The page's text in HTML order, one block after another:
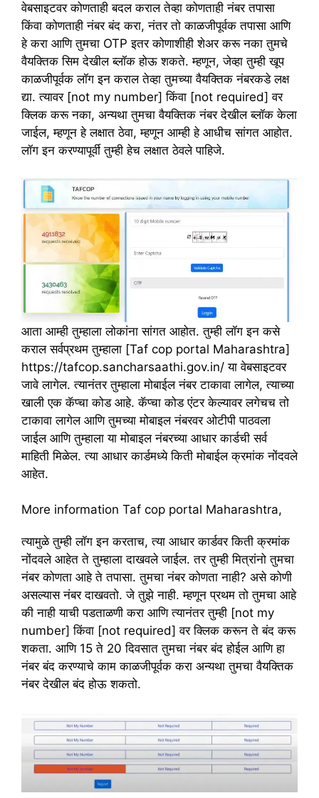
वेबसाइटवर कोणताही बदल कराल तेव्हा कोणताही नंबर तपासा
किंवा कोणताही नंबर बंद करा, नंतर तो काळजीपूर्वक तपासा आणि
हे करा आणि तुमचा OTP इतर कोणाशीही शेअर करू नका तुमचे
वैयक्तिक सिम देखील ब्लॉक होऊ शकते. म्हणून, जेव्हा तुम्ही खूप
काळजीपूर्वक लॉग इन कराल तेव्हा तुमच्या वैयक्तिक नंबरकडे लक्ष
द्या. त्यावर [not my number] किंवा [not required] वर
क्लिक करू नका, अन्यथा तुमचा वैयक्तिक नंबर देखील ब्लॉक केला
जाईल, म्हणून हे लक्षात ठेवा, म्हणून आम्ही हे आधीच सांगत आहोत.
लॉग इन करण्यापूर्वी तुम्ही हेच लक्षात ठेवले पाहिजे.
आता आम्ही तुम्हाला लोकांना सांगत आहोत. तुम्ही लॉग इन कसे
कराल सर्वप्रथम तुम्हाला [Taf cop portal Maharashtra]
https://tafcop.sancharsaathi.gov.in/ या वेबसाइटवर
जावे लागेल. त्यानंतर तुम्हाला मोबाईल नंबर टाकावा लागेल, त्याच्या
खाली एक कॅप्चा कोड आहे. कॅप्चा कोड एंटर केल्यावर लगेचच तो
टाकावा लागेल आणि तुमच्या मोबाइल नंबरवर ओटीपी पाठवला
जाईल आणि तुम्हाला या मोबाइल नंबरच्या आधार कार्डची सर्व
माहिती मिळेल. त्या आधार कार्डमध्ये किती मोबाईल क्रमांक नोंदवले
आहेत.
More information Taf cop portal Maharashtra,
त्यामुळे तुम्ही लॉग इन करताच, त्या आधार कार्डवर किती क्रमांक
नोंदवले आहेत ते तुम्हाला दाखवले जाईल. तर तुम्ही मित्रांनो तुमचा
नंबर कोणता आहे ते तपासा. तुमचा नंबर कोणता नाही? असे कोणी
असल्यास नंबर दाखवतो. जे तुझे नाही. म्हणून प्रथम तो तुमचा आहे
की नाही याची पडताळणी करा आणि त्यानंतर तुम्ही [not my
number] किंवा [not required] वर क्लिक करून ते बंद करू
शकता. आणि 15 ते 20 दिवसात तुमचा नंबर बंद होईल आणि हा
नंबर बंद करण्याचे काम काळजीपूर्वक करा अन्यथा तुमचा वैयक्तिक
नंबर देखील बंद होऊ शकतो.